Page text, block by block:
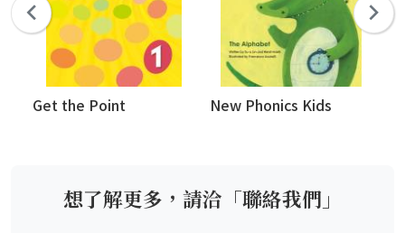
Get the Point New Phonics Kids
想了解更多，請洽「聯絡我們」